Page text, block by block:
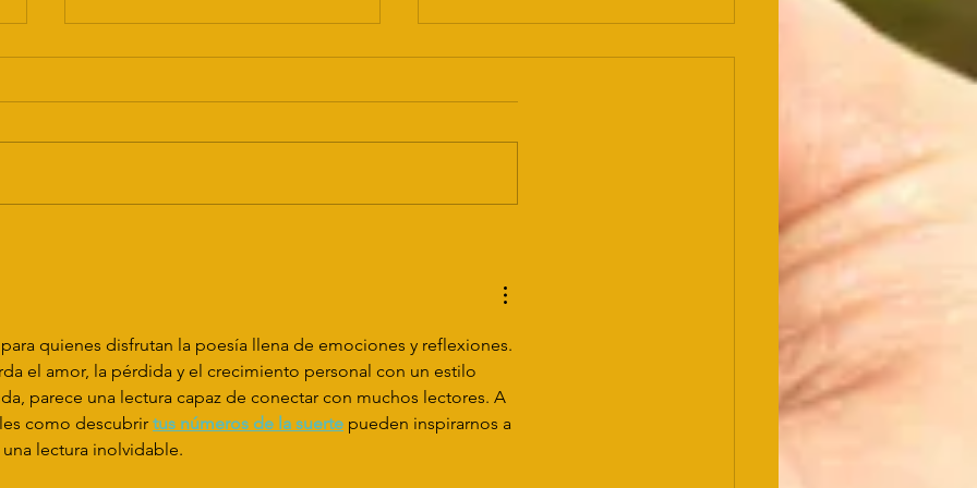
Nationaal
Odensehuis
quienes disfrutan la poesía llena de emociones y reflexiones.
el amor, la pérdida y el crecimiento personal con un estilo
parece una lectura capaz de conectar con muchos lectores. A
como descubrir tus números de la suerte pueden inspirarnos a
lectura inolvidable.